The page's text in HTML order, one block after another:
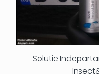
Solutie